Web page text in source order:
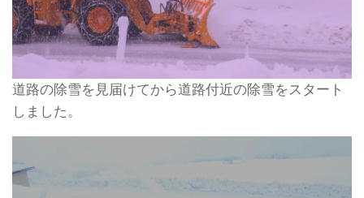
道路の除雪を見届けてから道路付近の除雪をスタート
しました。